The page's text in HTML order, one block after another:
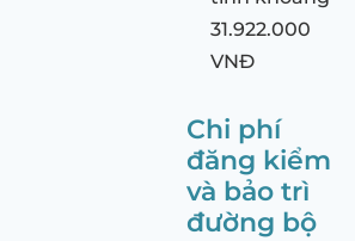
31.922.000
VNĐ
Chi phí
đăng kiểm
và bảo trì
đường bộ